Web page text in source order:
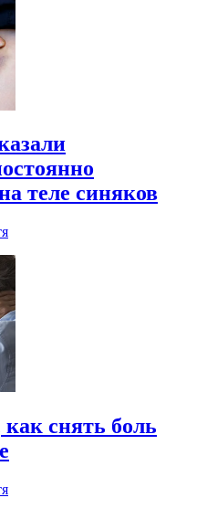
теле синяков
как снять боль